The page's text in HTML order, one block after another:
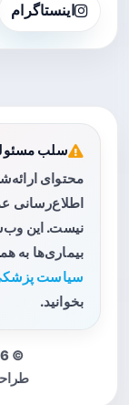
اینستاگرام
سلب
محتوای
اطلاع‌رسانی
نیست. این
بیماری‌ها به
سیاست
بخوانید.
© 2026 کلیه حقوق محفوظ است.